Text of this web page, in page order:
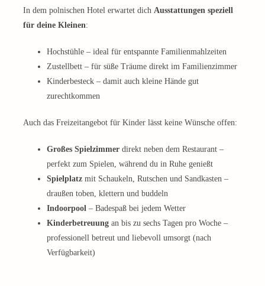
In dem polnischen Hotel erwartet dich Ausstattungen speziell
für deine Kleinen:
Hochstühle – ideal für entspannte Familienmahlzeiten
Zustellbett – für süße Träume direkt im Familienzimmer
Kinderbesteck – damit auch kleine Hände gut
zurechtkommen
Auch das Freizeitangebot für Kinder lässt keine Wünsche offen:
Großes Spielzimmer direkt neben dem Restaurant –
perfekt zum Spielen, während du in Ruhe genießt
Spielplatz mit Schaukeln, Rutschen und Sandkasten –
draußen toben, klettern und buddeln
Indoorpool – Badespaß bei jedem Wetter
Kinderbetreuung an bis zu sechs Tagen pro Woche –
professionell betreut und liebevoll umsorgt (nach
Verfügbarkeit)